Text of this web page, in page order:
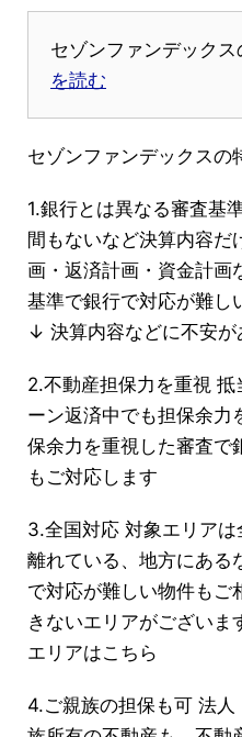
セゾンファンデック
を読む
セゾンファンデックスの
1.銀行とは異なる審査基
間もないなど決算内容だ
画・返済計画・資金計画
基準で銀行で対応が難し
↓ 決算内容などに不安
2.不動産担保力を重視
ーン返済中でも担保余力
保余力を重視した審査で
もご対応します
3.全国対応 対象エリア
離れている、地方にある
で対応が難しい物件もご
きないエリアがございま
エリアはこちら
4.ご親族の担保も可 法